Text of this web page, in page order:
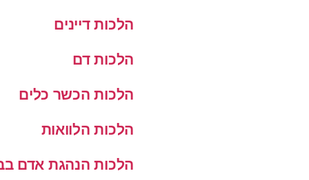
הלכות דיינים
הלכות דם
הלכות הכשר כלים
הלכות הלוואות
הלכות הנהגת אדם